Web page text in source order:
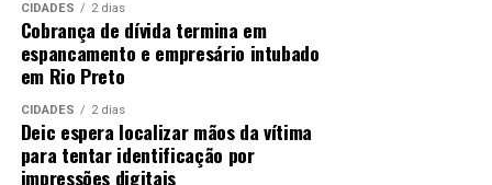
CIDADES 2 dias
Cobrança de dívida termina em
espancamento e empresário intubado
em Rio Preto
CIDADES 2 dias
Deic espera localizar mãos da vítima
para tentar identificação por
impressões digitais